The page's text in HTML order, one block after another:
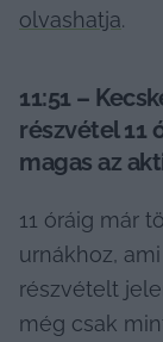
olvashatja.
11:51 –
részvétel 11
magas az
11 óráig már
urnákhoz,
részvételt
még csak